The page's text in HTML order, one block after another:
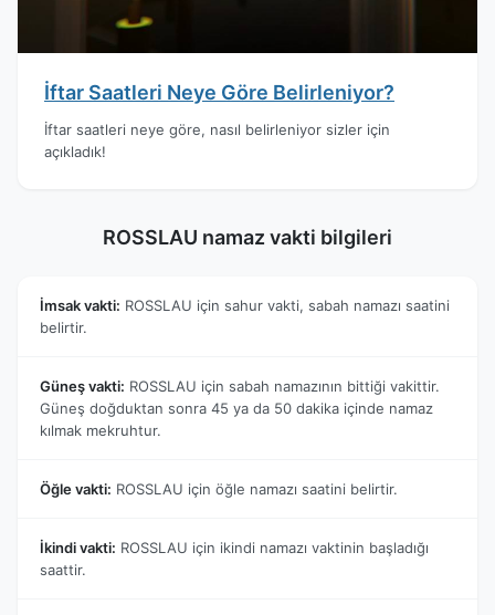
İftar Saatleri Neye Göre Belirleniyor?
İftar saatleri neye göre, nasıl belirleniyor sizler için
açıkladık!
ROSSLAU namaz vakti bilgileri
İmsak vakti: ROSSLAU için sahur vakti, sabah namazı saatini
belirtir.
Güneş vakti: ROSSLAU için sabah namazının bittiği vakittir.
Güneş doğduktan sonra 45 ya da 50 dakika içinde namaz
kılmak mekruhtur.
Öğle vakti: ROSSLAU için öğle namazı saatini belirtir.
İkindi vakti: ROSSLAU için ikindi namazı vaktinin başladığı
saattir.